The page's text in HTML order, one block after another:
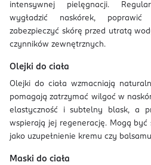
intensywnej pielęgnacji.
wygładzić naskórek,
zabezpieczyć skórę przed utratą
czynników zewnętrznych.
Olejki do ciała
Olejki do ciała wzmacniają
pomagają zatrzymać wilgoć w
elastyczność i subtelny blask, a
wspierają jej regenerację. Mogą
jako uzupełnienie kremu czy
Maski do ciała